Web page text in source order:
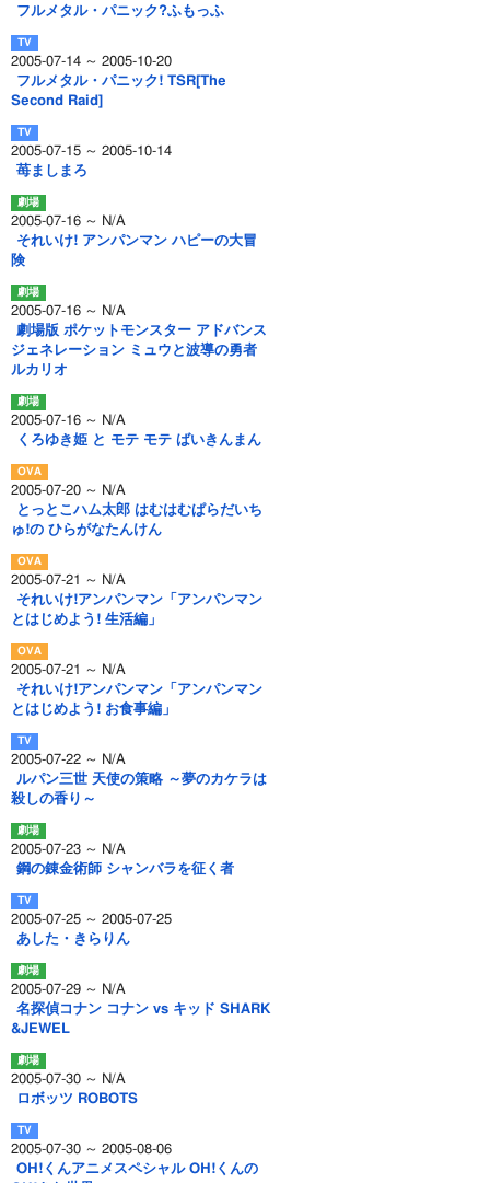
フルメタル・パニック?ふもっふ
2005-07-14 ～ 2005-10-20
フルメタル・パニック! TSR[The
Second Raid]
2005-07-15 ～ 2005-10-14
苺ましまろ
2005-07-16 ～ N/A
それいけ! アンパンマン ハピーの大冒
険
2005-07-16 ～ N/A
劇場版 ポケットモンスター アドバンス
ジェネレーション ミュウと波導の勇者
ルカリオ
2005-07-16 ～ N/A
くろゆき姫 と モテ モテ ばいきんまん
2005-07-20 ～ N/A
とっとこハム太郎 はむはむぱらだいち
ゅ!の ひらがなたんけん
2005-07-21 ～ N/A
それいけ!アンパンマン「アンパンマン
とはじめよう! 生活編」
2005-07-21 ～ N/A
それいけ!アンパンマン「アンパンマン
とはじめよう! お食事編」
2005-07-22 ～ N/A
ルパン三世 天使の策略 ～夢のカケラは
殺しの香り～
2005-07-23 ～ N/A
鋼の錬金術師 シャンバラを征く者
2005-07-25 ～ 2005-07-25
あした・きらりん
2005-07-29 ～ N/A
名探偵コナン コナン vs キッド SHARK
&JEWEL
2005-07-30 ～ N/A
ロボッツ ROBOTS
2005-07-30 ～ 2005-08-06
OH!くんアニメスペシャル OH!くんの